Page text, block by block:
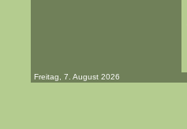
Freitag, 7. August 2026